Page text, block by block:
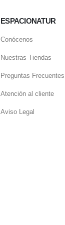
ESPACIONATUR
Conócenos
Nuestras Tiendas
Preguntas Frecuentes
Atención al cliente
Aviso Legal